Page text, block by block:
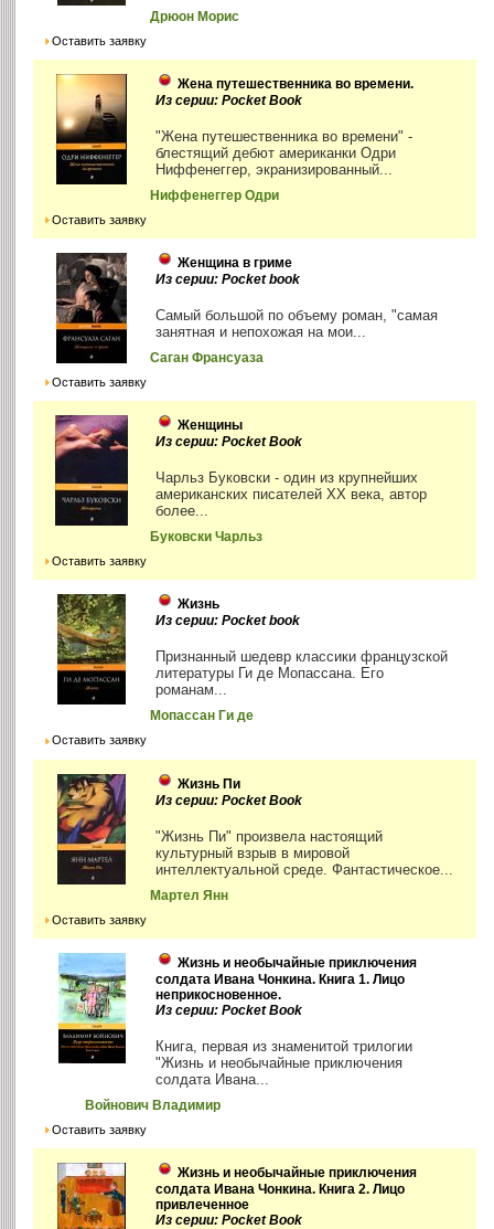
Дрюон Морис
Оставить заявку
Жена путешественника во времени.
Из серии: Pocket Book
"Жена путешественника во времени" -
блестящий дебют американки Одри
Ниффенеггер, экранизированный...
Ниффенеггер Одри
Оставить заявку
Женщина в гриме
Из серии: Pocket book
Самый большой по объему роман, "самая
занятная и непохожая на мои...
Саган Франсуаза
Оставить заявку
Женщины
Из серии: Pocket Book
Чарльз Буковски - один из крупнейших
американских писателей XX века, автор
более...
Буковски Чарльз
Оставить заявку
Жизнь
Из серии: Pocket book
Признанный шедевр классики французской
литературы Ги де Мопассана. Его
романам...
Мопассан Ги де
Оставить заявку
Жизнь Пи
Из серии: Pocket Book
"Жизнь Пи" произвела настоящий
культурный взрыв в мировой
интеллектуальной среде. Фантастическое...
Мартел Янн
Оставить заявку
Жизнь и необычайные приключения
солдата Ивана Чонкина. Книга 1. Лицо
неприкосновенное.
Из серии: Pocket Book
Книга, первая из знаменитой трилогии
"Жизнь и необычайные приключения
солдата Ивана...
Войнович Владимир
Оставить заявку
Жизнь и необычайные приключения
солдата Ивана Чонкина. Книга 2. Лицо
привлеченное
Из серии: Pocket Book